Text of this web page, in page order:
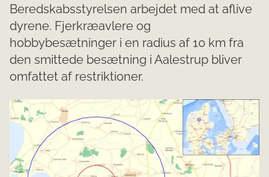
Beredskabsstyrelsen arbejdet med at aflive
dyrene. Fjerkræavlere og
hobbybesætninger i en radius af 10 km fra
den smittede besætning i Aalestrup bliver
omfattet af restriktioner.